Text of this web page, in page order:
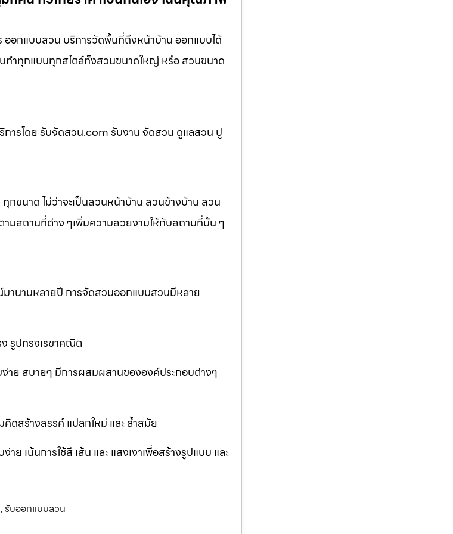
อกแบบสวน บริการวัดพื้นที่ถึงหน้าบ้าน ออกแบบได้
บทำทุกแบบทุกสไตล์ทั้งสวนขนาดใหญ่ หรือ สวนขนาด
ารโดย รับจัดสวน.com รับงาน จัดสวน ดูแลสวน ปู
ขนาด ไม่ว่าจะเป็นสวนหน้าบ้าน สวนข้างบ้าน สวน
มสถานที่ต่าง ๆเพิ่มความสวยงามให้กับสถานที่นั้น ๆ
านานหลายปี การจัดสวนออกแบบสวนมีหลาย
รูปทรงเรขาคณิต
ย สบายๆ มีการผสมผสานขององค์ประกอบต่างๆ
สร้างสรรค์ แปลกใหม่ และ ล้ำสมัย
เน้นการใช้สี เส้น และ แสงเงาเพื่อสร้างรูปแบบ และ
, รับออกแบบสวน